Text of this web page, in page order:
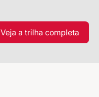
Veja a trilha completa